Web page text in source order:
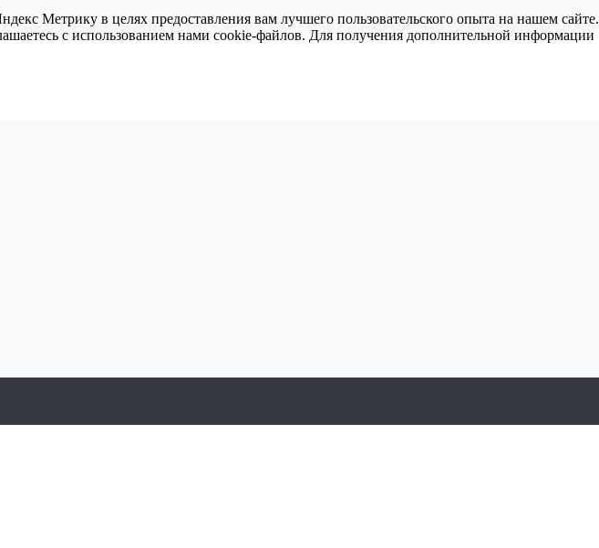
Метрику в целях предоставления вам лучшего пользовательского опыта на нашем сайте.
с использованием нами cookie-файлов. Для получения дополнительной информации